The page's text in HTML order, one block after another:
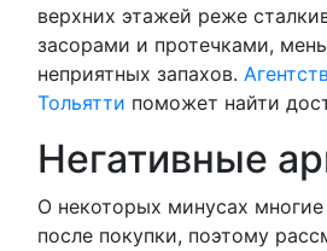
верхних этажей реже
засорами и протечками,
неприятных запахов.
Тольятти поможет найти
Негативные
О некоторых минусах
после покупки, поэтому